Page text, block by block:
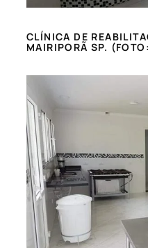
CLÍNICA DE
MAIRIPORÃ SP.